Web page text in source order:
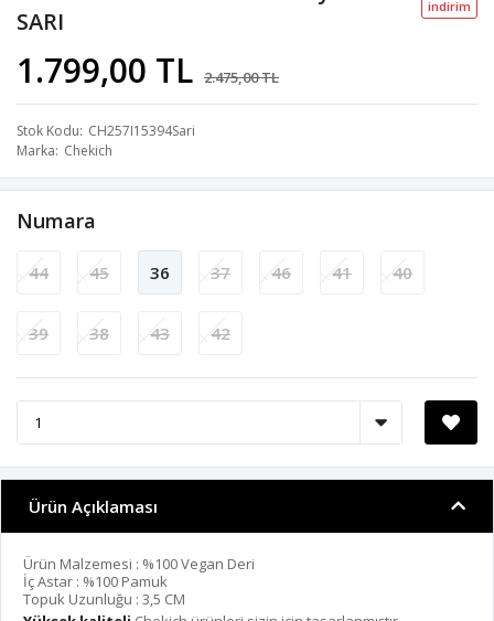
SARI
1.799,00 TL 2.475,00 TL
i̇ndi̇ri̇m
Stok Kodu CH257I15394Sari
Marka Chekich
Numara
44 45 36 37 46 41 40
39 38 43 42
Ürün Açıklaması
Ürün Malzemesi : %100 Vegan Deri
İç Astar : %100 Pamuk
Topuk Uzunluğu : 3,5 CM